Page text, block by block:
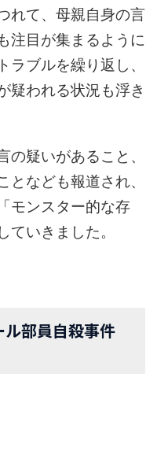
れて、母親自身の言
注目が集まるように
ブルを繰り返し、
疑われる状況も浮き
の疑いがあること、
なども報道され、
モンスター的な存
いきました。
部員自殺事件